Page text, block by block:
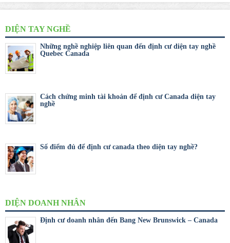
DIỆN TAY NGHỀ
Những nghề nghiệp liên quan đến định cư diện tay nghề
Quebec Canada
Cách chứng minh tài khoản để định cư Canada diện tay
nghề
Số điểm đủ để định cư canada theo diện tay nghề?
DIỆN DOANH NHÂN
Định cư doanh nhân đến Bang New Brunswick – Canada